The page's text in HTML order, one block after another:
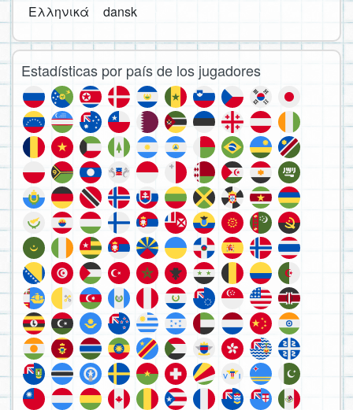
Ελληνικά
dansk
Estadísticas por país de los jugadores